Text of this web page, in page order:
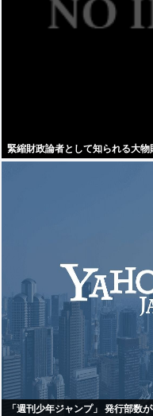
緊縮財政論者として知られる大
「週刊少年ジャンプ」 発行部数